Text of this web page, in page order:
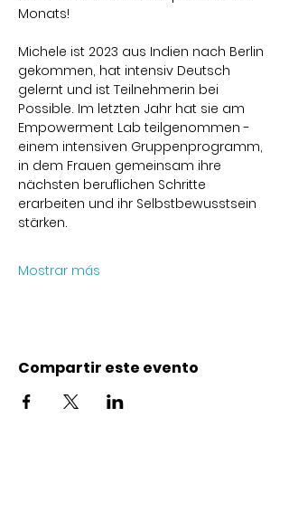
Monats!
Michele ist 2023 aus Indien nach Berlin
gekommen, hat intensiv Deutsch
gelernt und ist Teilnehmerin bei
Possible. Im letzten Jahr hat sie am
Empowerment Lab teilgenommen -
einem intensiven Gruppenprogramm,
in dem Frauen gemeinsam ihre
nächsten beruflichen Schritte
erarbeiten und ihr Selbstbewusstsein
stärken.
Mostrar más
Compartir este evento